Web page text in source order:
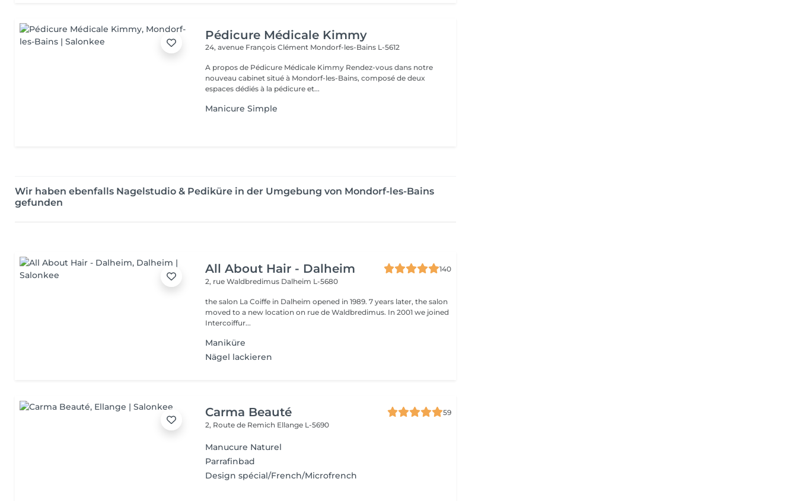
Pédicure Médicale Kimmy
24, avenue François Clément Mondorf-les-Bains L-5612
A propos de Pédicure Médicale Kimmy Rendez-vous dans notre
nouveau cabinet situé à Mondorf-les-Bains, composé de deux
espaces dédiés à la pédicure et...
Manicure Simple
Wir haben ebenfalls Nagelstudio & Pediküre in der Umgebung von Mondorf-les-Bains
gefunden
All About Hair - Dalheim
140
2, rue Waldbredimus Dalheim L-5680
the salon La Coiffe in Dalheim opened in 1989. 7 years later, the salon
moved to a new location on rue de Waldbredimus. In 2001 we joined
Intercoiffur...
Maniküre
Nägel lackieren
Carma Beauté
59
2, Route de Remich Ellange L-5690
Manucure Naturel
Parrafinbad
Design spécial/French/Microfrench